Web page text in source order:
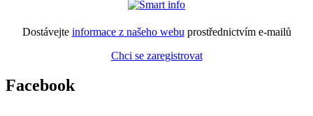
Dostávejte informace z našeho webu prostřednictvím e-mailů
Chci se zaregistrovat
Facebook